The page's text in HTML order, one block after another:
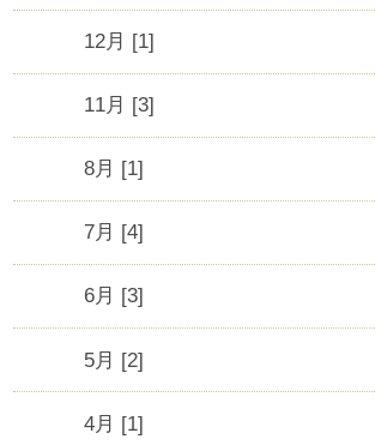
12月 [1]
11月 [3]
8月 [1]
7月 [4]
6月 [3]
5月 [2]
4月 [1]